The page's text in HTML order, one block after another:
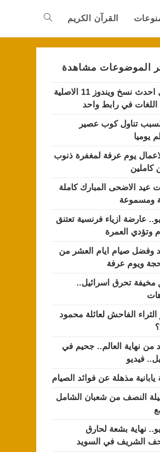
القرآن الكريم Toggle
الموضوعات مشاهدة
تحميل احدث نسخ ويندوز 11 الاصلية
اللغات في رابط واحد
تناول كوب عصير
يوميا
يوم عرفة لمغفرة ذنوب
كاملين
عيد الاضحى المبارك كاملة
ومسموعة
عارضة ازياء فرنسية تعتنق
وتؤدي العمرة
وفضل صيام ايام العشر من
ويوم عرفة
مخيفة تحرق اسرائيل..
الثراء الفاحش لعائلة محمود
من نهاية العالم.. جحيم في
فيديو
مذهلة عن فوائد الصيام
النصف من شعبان الشامل
نهاية بشعة لحارق
الشريف في السويد